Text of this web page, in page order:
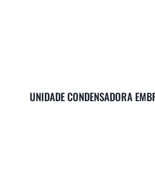
UNIDADE CONDENSADORA